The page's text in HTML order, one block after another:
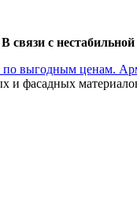
с
и фасадных